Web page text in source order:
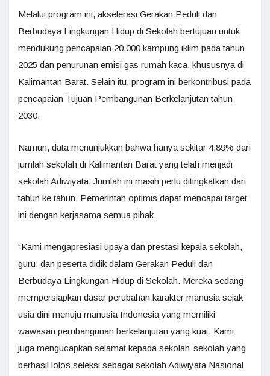
Melalui program ini, akselerasi Gerakan Peduli dan
Berbudaya Lingkungan Hidup di Sekolah bertujuan untuk
mendukung pencapaian 20.000 kampung iklim pada tahun
2025 dan penurunan emisi gas rumah kaca, khususnya di
Kalimantan Barat. Selain itu, program ini berkontribusi pada
pencapaian Tujuan Pembangunan Berkelanjutan tahun
2030.
Namun, data menunjukkan bahwa hanya sekitar 4,89% dari
jumlah sekolah di Kalimantan Barat yang telah menjadi
sekolah Adiwiyata. Jumlah ini masih perlu ditingkatkan dari
tahun ke tahun. Pemerintah optimis dapat mencapai target
ini dengan kerjasama semua pihak.
“Kami mengapresiasi upaya dan prestasi kepala sekolah,
guru, dan peserta didik dalam Gerakan Peduli dan
Berbudaya Lingkungan Hidup di Sekolah. Mereka sedang
mempersiapkan dasar perubahan karakter manusia sejak
usia dini menuju manusia Indonesia yang memiliki
wawasan pembangunan berkelanjutan yang kuat. Kami
juga mengucapkan selamat kepada sekolah-sekolah yang
berhasil lolos seleksi sebagai sekolah Adiwiyata Nasional